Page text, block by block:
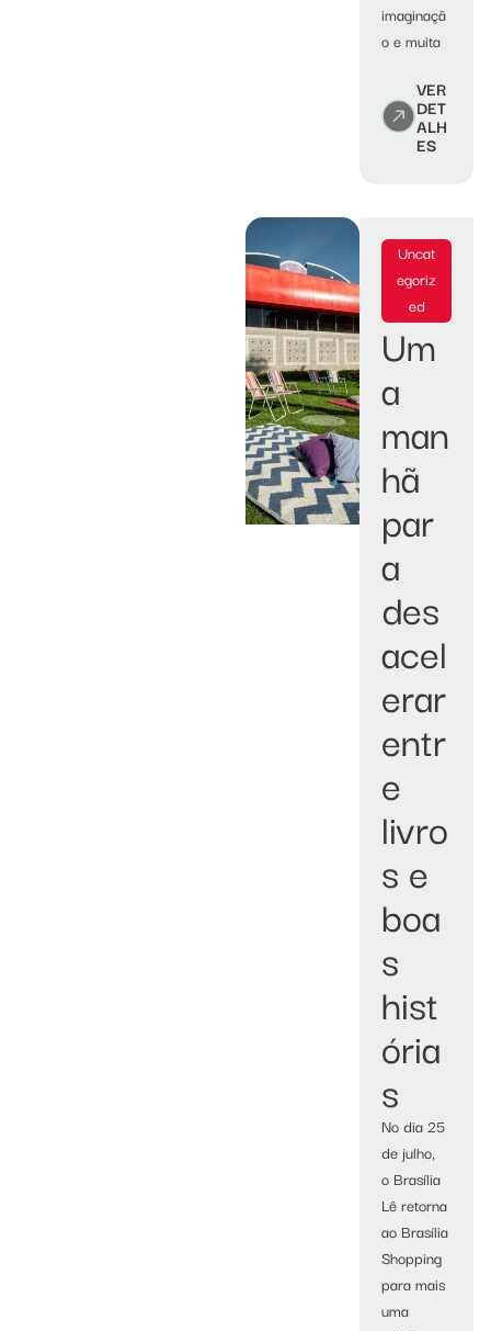
imaginaçã
o e muita
VER
DET
ALH
ES
Uncat
egoriz
ed
Um
a
man
hã
par
a
des
acel
erar
entr
e
livro
s e
boa
s
hist
ória
s
No dia 25
de julho,
o Brasília
Lê retorna
ao Brasília
Shopping
para mais
uma